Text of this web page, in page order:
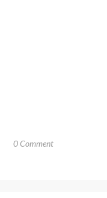
0 Comment